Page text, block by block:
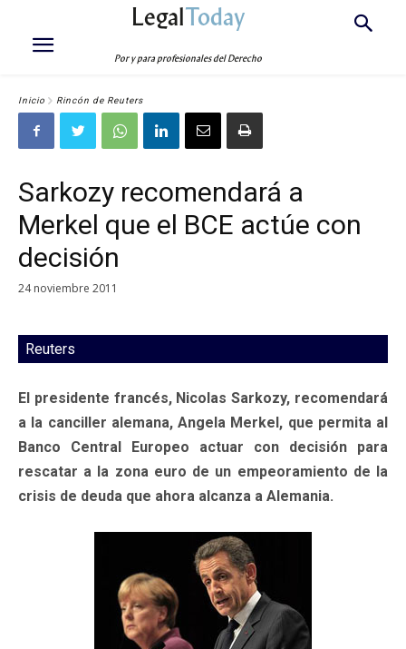
LegalToday
Por y para profesionales del Derecho
Inicio Rincón de Reuters
Sarkozy recomendará a
Merkel que el BCE actúe con
decisión
24 noviembre 2011
Reuters
El presidente francés, Nicolas Sarkozy, recomendará
a la canciller alemana, Angela Merkel, que permita al
Banco Central Europeo actuar con decisión para
rescatar a la zona euro de un empeoramiento de la
crisis de deuda que ahora alcanza a Alemania.